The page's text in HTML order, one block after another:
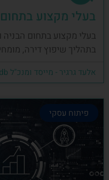
בעלי מקצוע
בעלי מקצוע בתחום
בתהליך שיפוץ דירה,
אלעד גרגיר - מייסד ומנכ"ל arcdb
פיתוח עסקי